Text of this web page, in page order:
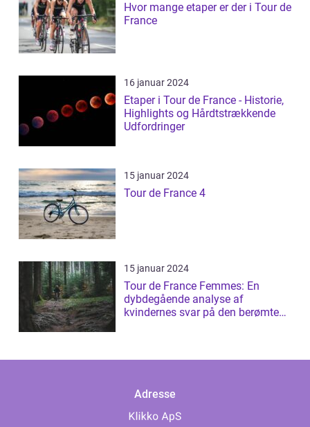
Hvor mange etaper er der i Tour de
France
16 januar 2024
Etaper i Tour de France - Historie,
Highlights og Hårdtstrækkende
Udfordringer
15 januar 2024
Tour de France 4
15 januar 2024
Tour de France Femmes: En
dybdegående analyse af
kvindernes svar på den berømte
Adresse